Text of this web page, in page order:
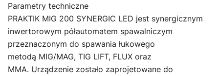
Parametry techniczne
PRAKTIK MIG 200 SYNERGIC LED jest synergicznym
inwertorowym półautomatem spawalniczym
przeznaczonym do spawania łukowego
metodą MIG/MAG, TIG LIFT, FLUX oraz
MMA. Urządzenie zostało zaprojetowane do